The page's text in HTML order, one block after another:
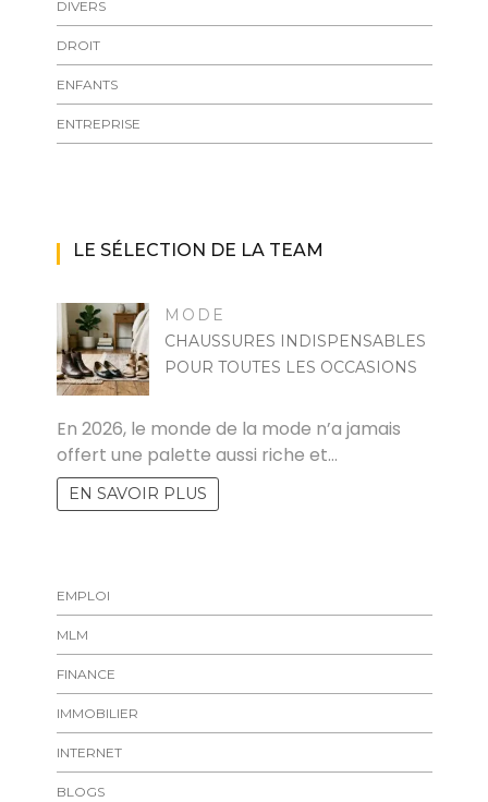
DIVERS
DROIT
ENFANTS
ENTREPRISE
LE SÉLECTION DE LA TEAM
MODE
CHAUSSURES INDISPENSABLES
POUR TOUTES LES OCCASIONS
En 2026, le monde de la mode n’a jamais
offert une palette aussi riche et…
EN SAVOIR PLUS
EMPLOI
MLM
FINANCE
IMMOBILIER
INTERNET
BLOGS